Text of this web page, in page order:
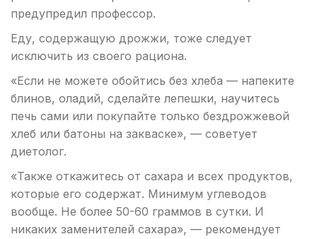
предупредил профессор.
Еду, содержащую дрожжи, тоже следует
исключить из своего рациона.
«Если не можете обойтись без хлеба — напеките
блинов, оладий, сделайте лепешки, научитесь
печь сами или покупайте только бездрожжевой
хлеб или батоны на закваске», — советует
диетолог.
«Также откажитесь от сахара и всех продуктов,
которые его содержат. Минимум углеводов
вообще. Не более 50-60 граммов в сутки. И
никаких заменителей сахара», — рекомендует